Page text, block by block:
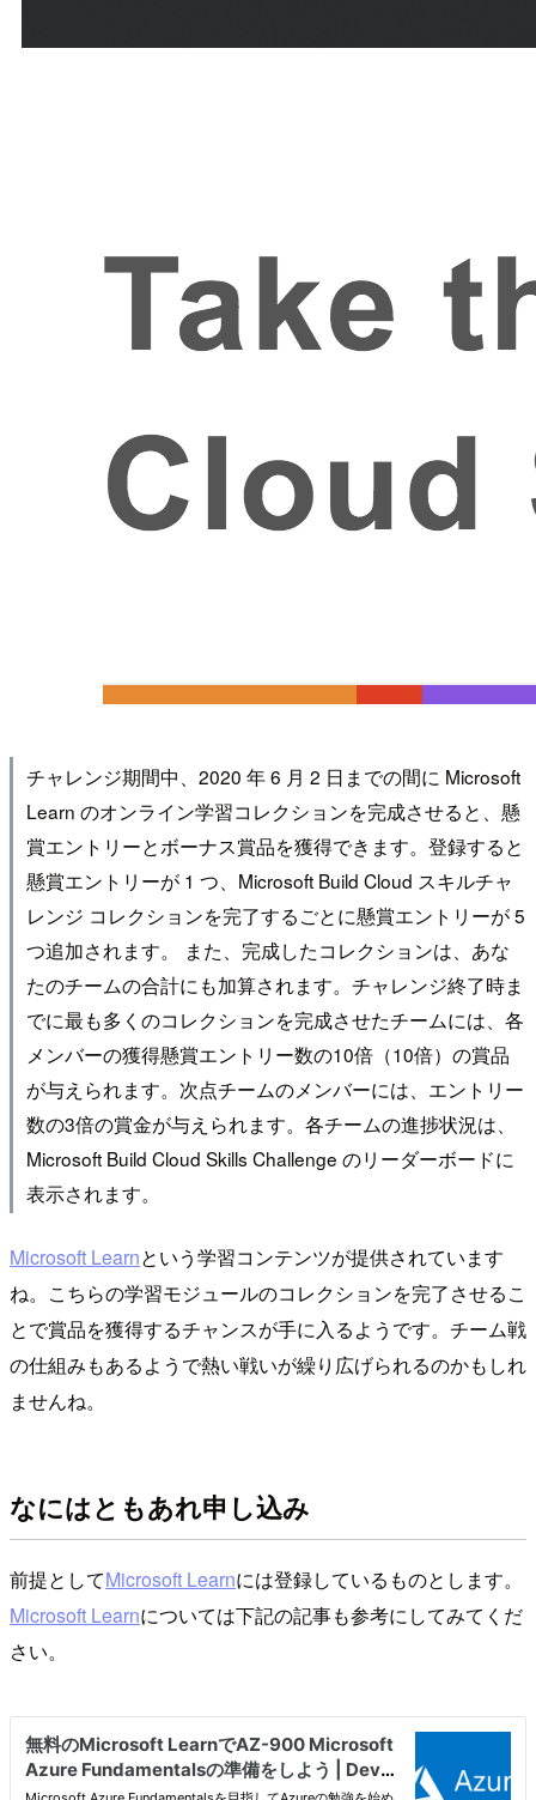
チャレンジ期間中、2020 年 6 月 2 日までの間に Microsoft
Learn のオンライン学習コレクションを完成させると、懸
賞エントリーとボーナス賞品を獲得できます。登録すると
懸賞エントリーが 1 つ、Microsoft Build Cloud スキルチャ
レンジ コレクションを完了するごとに懸賞エントリーが 5
つ追加されます。 また、完成したコレクションは、あな
たのチームの合計にも加算されます。チャレンジ終了時ま
でに最も多くのコレクションを完成させたチームには、各
メンバーの獲得懸賞エントリー数の10倍（10倍）の賞品
が与えられます。次点チームのメンバーには、エントリー
数の3倍の賞金が与えられます。各チームの進捗状況は、
Microsoft Build Cloud Skills Challenge のリーダーボードに
表示されます。
Microsoft Learnという学習コンテンツが提供されています
ね。こちらの学習モジュールのコレクションを完了させるこ
とで賞品を獲得するチャンスが手に入るようです。チーム戦
の仕組みもあるようで熱い戦いが繰り広げられるのかもしれ
ませんね。
なにはともあれ申し込み
前提としてMicrosoft Learnには登録しているものとします。
Microsoft Learnについては下記の記事も参考にしてみてくだ
さい。